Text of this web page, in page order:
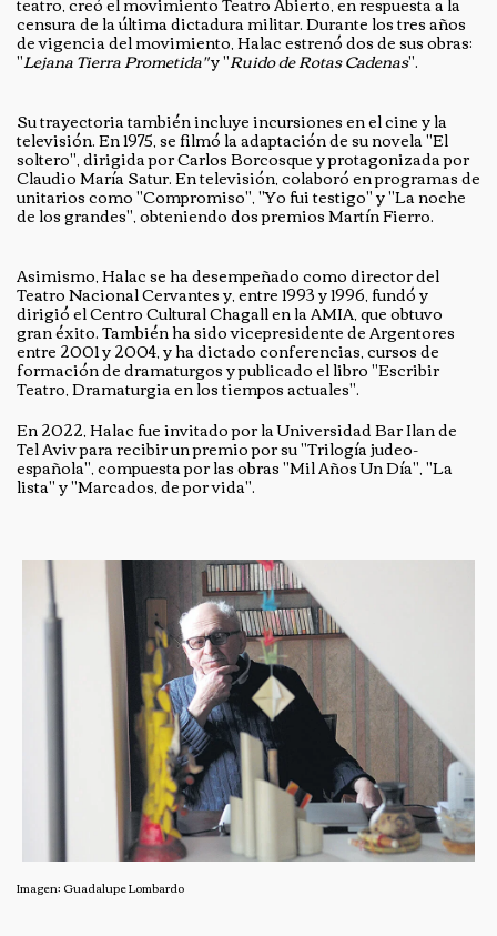
censura de la última dictadura militar. Durante los tres años
de vigencia del movimiento, Halac estrenó dos de sus obras:
"Lejana Tierra Prometida"y "Ruido de Rotas Cadenas".
Su trayectoria también incluye incursiones en el cine y la
televisión. En 1975, se filmó la adaptación de su novela "El
soltero", dirigida por Carlos Borcosque y protagonizada por
Claudio María Satur. En televisión, colaboró en programas de
unitarios como "Compromiso", "Yo fui testigo" y "La noche
de los grandes", obteniendo dos premios Martín Fierro.
Asimismo, Halac se ha desempeñado como director del
Teatro Nacional Cervantes y, entre 1993 y 1996, fundó y
dirigió el Centro Cultural Chagall en la AMIA, que obtuvo
gran éxito. También ha sido vicepresidente de Argentores
entre 2001 y 2004, y ha dictado conferencias, cursos de
formación de dramaturgos y publicado el libro "Escribir
Teatro, Dramaturgia en los tiempos actuales".
En 2022, Halac fue invitado por la Universidad Bar Ilan de
Tel Aviv para recibir un premio por su "Trilogía judeo-
española", compuesta por las obras "Mil Años Un Día", "La
lista" y "Marcados, de por vida".
Imagen: Guadalupe Lombardo